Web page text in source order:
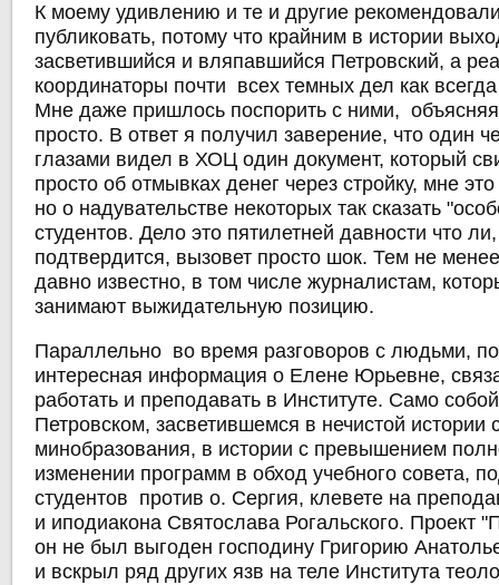
К моему удивлению и те и другие
публиковать, потому что крайним в истории
засветившийся и вляпавшийся Петровский, а
координаторы почти всех темных дел как
Мне даже пришлось поспорить с ними,
просто. В ответ я получил заверение, что один
глазами видел в ХОЦ один документ, который
просто об отмывках денег через стройку, мне
но о надувательстве некоторых так сказать
студентов. Дело это пятилетней давности что
подтвердится, вызовет просто шок. Тем не
давно известно, в том числе журналистам,
занимают выжидательную позицию.
Параллельно во время разговоров с людьми,
интересная информация о Елене Юрьевне,
работать и преподавать в Институте. Само
Петровском, засветившемся в нечистой истории
минобразования, в истории с превышением
изменении программ в обход учебного совета,
студентов против о. Сергия, клевете на
и иподиакона Святослава Рогальского. Проект
он не был выгоден господину Григорию
и вскрыл ряд других язв на теле Института